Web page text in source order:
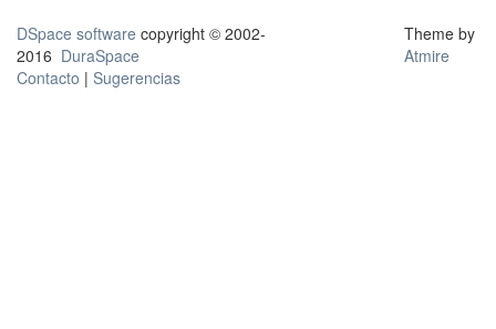
DSpace software copyright © 2002-
2016 DuraSpace
Contacto | Sugerencias
Theme by
Atmire